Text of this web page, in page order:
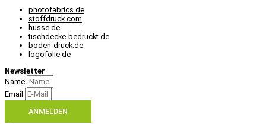
photofabrics.de
stoffdruck.com
husse.de
tischdecke-bedruckt.de
boden-druck.de
logofolie.de
Newsletter
Name
Email
ANMELDEN